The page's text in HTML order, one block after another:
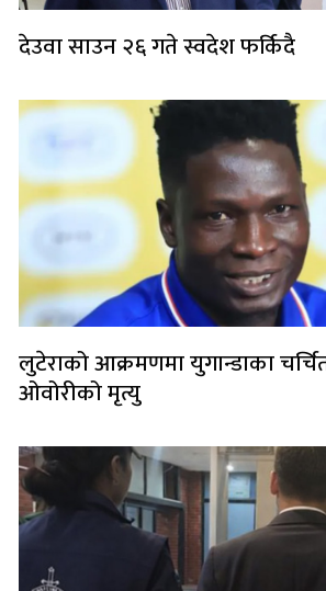
देउवा साउन २६ गते स्वदेश फर्किदै
लुटेराको आक्रमणमा युगान्डाका
ओवोरीको मृत्यु